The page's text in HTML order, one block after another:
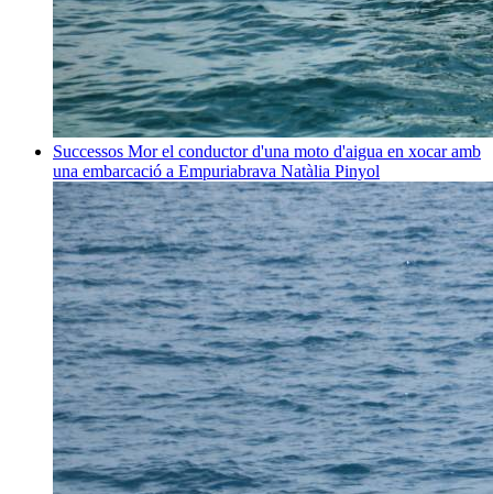
Successos Mor el conductor d'una moto d'aigua en xocar amb
una embarcació a Empuriabrava Natàlia Pinyol